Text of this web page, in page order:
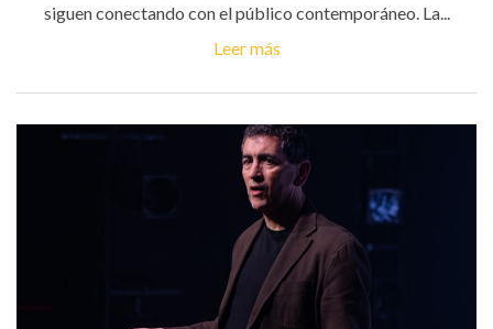
siguen conectando con el público contemporáneo. La...
Leer más